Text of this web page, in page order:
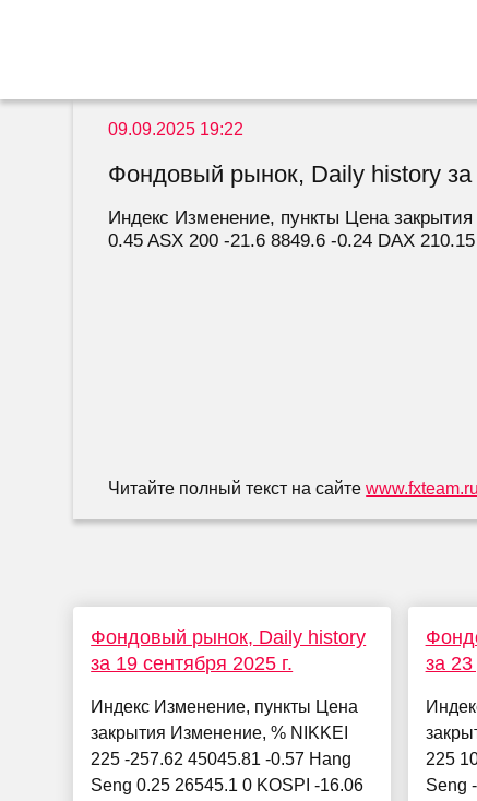
09.09.2025 19:22
Фондовый рынок, Daily history за
Индекс Изменение, пункты Цена
0.45 ASX 200 -21.6 8849.6 -0.24 DAX
Читайте полный текст на сайтеwww.fxteam.ru
Фондовый рынок, Daily history
за 19 сентября 2025 г.
Индекс Изменение, пункты Цена
закрытия Изменение, % NIKKEI
225 -257.62 45045.81 -0.57 Hang
Seng 0.25 26545.1 0 KOSPI -16.06
за 23
225
Seng